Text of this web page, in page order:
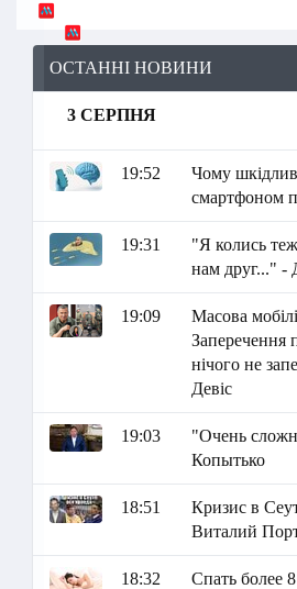
ОСТАННІ НОВИНИ
3 СЕРПНЯ
19:52
Чому
смартфоном
19:31
"Я колись теж
нам друг..." -
19:09
Масова
Заперечення
нічого не
Девіс
19:03
"Очень
Копытько
18:51
Кризис в
Виталий
18:32 Спать более